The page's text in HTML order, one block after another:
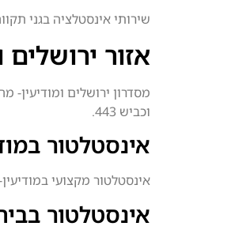
שירותי אינסטלציה בגני
אזור
וכביש 443.
אינסטלטור
אינסטלטור מקצועי
אינסטלטור